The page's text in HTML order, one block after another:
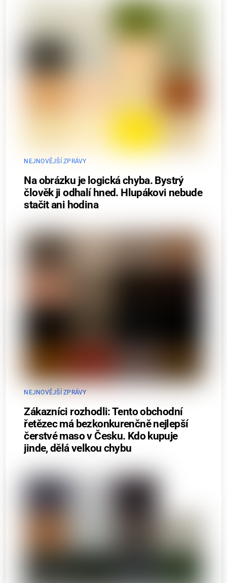
NEJNOVĚJŠÍ ZPRÁVY
Na obrázku je logická chyba. Bystrý
člověk ji odhalí hned. Hlupákovi nebude
stačit ani hodina
NEJNOVĚJŠÍ ZPRÁVY
Zákazníci rozhodli: Tento obchodní
řetězec má bezkonkurenčně nejlepší
čerstvé maso v Česku. Kdo kupuje
jinde, dělá velkou chybu